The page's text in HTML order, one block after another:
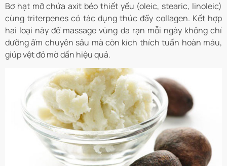
Bơ hạt mỡ chứa axit béo thiết yếu (oleic, stearic, linoleic)
cùng triterpenes có tác dụng thúc đẩy collagen. Kết hợp
hai loại này để massage vùng da rạn mỗi ngày không chỉ
dưỡng ẩm chuyên sâu mà còn kích thích tuần hoàn máu,
giúp vệt đỏ mờ dần hiệu quả.